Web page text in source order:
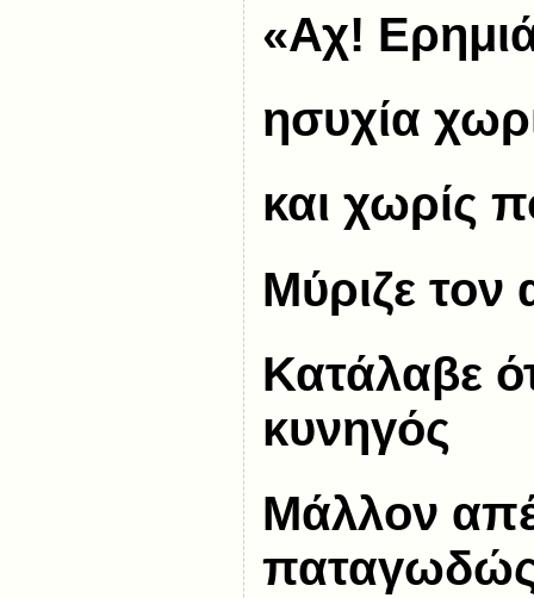
«Αχ!
ησυχία
και χωρίς
Μύριζε τον
Κατάλαβε
κυνηγός
Μάλλον